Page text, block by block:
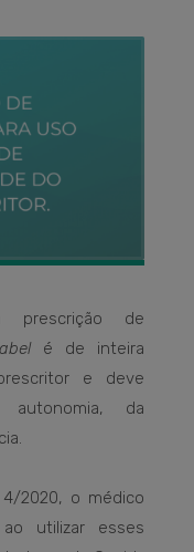
de
é de inteira
e deve
da
2020, o médico
utilizar esses